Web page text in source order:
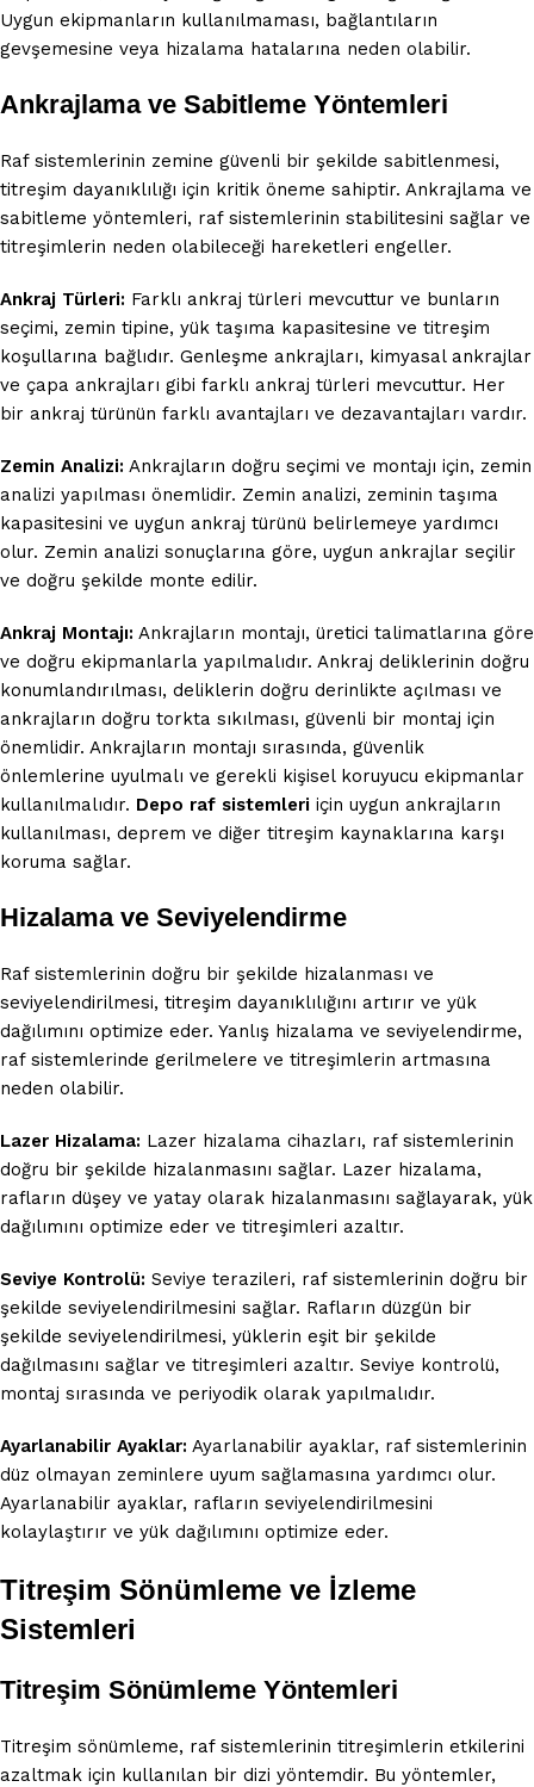
Uygun ekipmanların kullanılmaması, bağlantıların
gevşemesine veya hizalama hatalarına neden olabilir.
Ankrajlama ve Sabitleme Yöntemleri
Raf sistemlerinin zemine güvenli bir şekilde sabitlenmesi,
titreşim dayanıklılığı için kritik öneme sahiptir. Ankrajlama ve
sabitleme yöntemleri, raf sistemlerinin stabilitesini sağlar ve
titreşimlerin neden olabileceği hareketleri engeller.
Ankraj Türleri: Farklı ankraj türleri mevcuttur ve bunların
seçimi, zemin tipine, yük taşıma kapasitesine ve titreşim
koşullarına bağlıdır. Genleşme ankrajları, kimyasal ankrajlar
ve çapa ankrajları gibi farklı ankraj türleri mevcuttur. Her
bir ankraj türünün farklı avantajları ve dezavantajları vardır.
Zemin Analizi: Ankrajların doğru seçimi ve montajı için, zemin
analizi yapılması önemlidir. Zemin analizi, zeminin taşıma
kapasitesini ve uygun ankraj türünü belirlemeye yardımcı
olur. Zemin analizi sonuçlarına göre, uygun ankrajlar seçilir
ve doğru şekilde monte edilir.
Ankraj Montajı: Ankrajların montajı, üretici talimatlarına göre
ve doğru ekipmanlarla yapılmalıdır. Ankraj deliklerinin doğru
konumlandırılması, deliklerin doğru derinlikte açılması ve
ankrajların doğru torkta sıkılması, güvenli bir montaj için
önemlidir. Ankrajların montajı sırasında, güvenlik
önlemlerine uyulmalı ve gerekli kişisel koruyucu ekipmanlar
kullanılmalıdır. Depo raf sistemleri için uygun ankrajların
kullanılması, deprem ve diğer titreşim kaynaklarına karşı
koruma sağlar.
Hizalama ve Seviyelendirme
Raf sistemlerinin doğru bir şekilde hizalanması ve
seviyelendirilmesi, titreşim dayanıklılığını artırır ve yük
dağılımını optimize eder. Yanlış hizalama ve seviyelendirme,
raf sistemlerinde gerilmelere ve titreşimlerin artmasına
neden olabilir.
Lazer Hizalama: Lazer hizalama cihazları, raf sistemlerinin
doğru bir şekilde hizalanmasını sağlar. Lazer hizalama,
rafların düşey ve yatay olarak hizalanmasını sağlayarak, yük
dağılımını optimize eder ve titreşimleri azaltır.
Seviye Kontrolü: Seviye terazileri, raf sistemlerinin doğru bir
şekilde seviyelendirilmesini sağlar. Rafların düzgün bir
şekilde seviyelendirilmesi, yüklerin eşit bir şekilde
dağılmasını sağlar ve titreşimleri azaltır. Seviye kontrolü,
montaj sırasında ve periyodik olarak yapılmalıdır.
Ayarlanabilir Ayaklar: Ayarlanabilir ayaklar, raf sistemlerinin
düz olmayan zeminlere uyum sağlamasına yardımcı olur.
Ayarlanabilir ayaklar, rafların seviyelendirilmesini
kolaylaştırır ve yük dağılımını optimize eder.
Titreşim Sönümleme ve İzleme
Sistemleri
Titreşim Sönümleme Yöntemleri
Titreşim sönümleme, raf sistemlerinin titreşimlerin etkilerini
azaltmak için kullanılan bir dizi yöntemdir. Bu yöntemler,